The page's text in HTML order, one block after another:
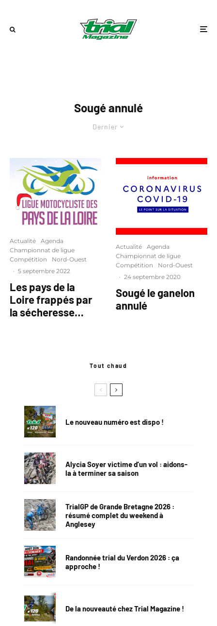
Sougé annulé
Dernier
Actualité
Agenda
Championnat de ligue
Compétition
Nord-Ouest
· 5 septembre 2022
Les pays de la
Loire frappés par
la sécheresse…
Actualité
Agenda
Championnat de ligue
Compétition
Nord-Ouest
· 24 septembre 2020
Sougé le ganelon
annulé
Tout chaud
Le nouveau numéro est dispo !
Alycia Soyer victime d’un vol : aidons-
la à terminer sa saison
TrialGP de Grande Bretagne 2026 :
résumé complet du weekend à
Anglesey
Randonnée trial du Verdon 2026 : ça
approche !
De la nouveauté chez Trial Magazine !